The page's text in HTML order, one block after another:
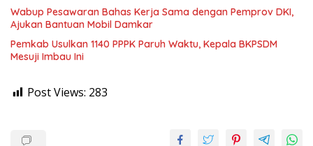
Wabup Pesawaran Bahas Kerja Sama dengan Pemprov DKI,
Ajukan Bantuan Mobil Damkar
Pemkab Usulkan 1140 PPPK Paruh Waktu, Kepala BKPSDM
Mesuji Imbau Ini
Post Views: 283